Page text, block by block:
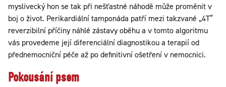
myslivecký hon se tak při nešťastné náhodě může proměnit v
boj o život. Perikardiální tamponáda patří mezi takzvané „4T“
reverzibilní příčiny náhlé zástavy oběhu a v tomto algoritmu
vás provedeme její diferenciální diagnostikou a terapií od
přednemocniční péče až po definitivní ošetření v nemocnici.
Pokousání psem